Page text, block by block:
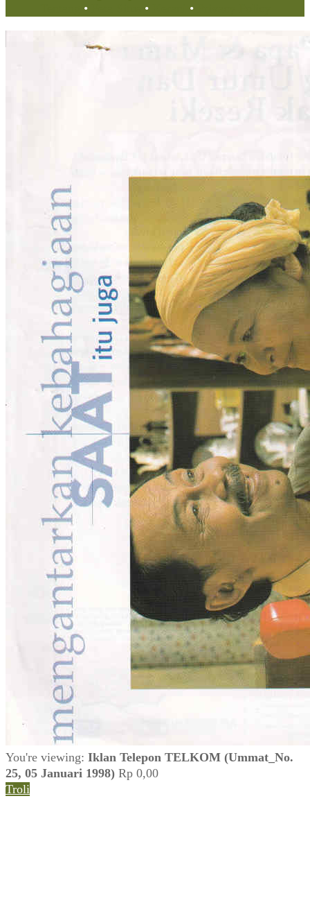
• • •
You're viewing: Iklan Telepon TELKOM (Ummat_No.
25, 05 Januari 1998) Rp 0,00
Troli